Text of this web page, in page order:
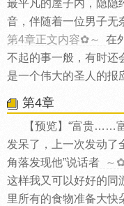
最平凡的屋子内，隐隐
音，伴随着一位男子无
第4章正文内容✿～
在
不起的事一般，有时还
是一个伟大的圣人的报
第4章
【预览】“富贵……
发呆了，上一次发动了
角落发现他”说话者
～
这样我又可以好好的同
里所有的食物准备大快